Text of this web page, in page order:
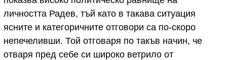
личността Радев, тъй като в такава ситуация
ясните и категоричните отговори са по-скоро
непечеливши. Той отговаря по такъв начин, че
отваря пред себе си широко ветрило от